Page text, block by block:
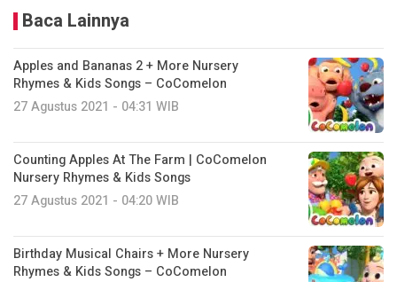
Baca Lainnya
Apples and Bananas 2 + More Nursery
Rhymes & Kids Songs – CoComelon
27 Agustus 2021 - 04:31 WIB
Counting Apples At The Farm | CoComelon
Nursery Rhymes & Kids Songs
27 Agustus 2021 - 04:20 WIB
Birthday Musical Chairs + More Nursery
Rhymes & Kids Songs – CoComelon